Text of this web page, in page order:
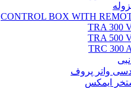
CONTROL BOX WITH
TRA 300
TRA 500
TRC 300
واتر پروف
ایمکس